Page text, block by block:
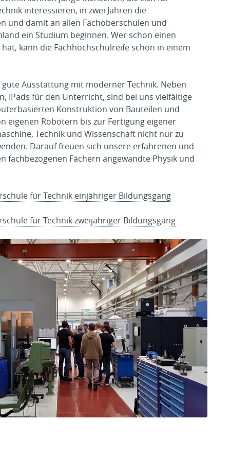
interessieren, in zwei Jahren die
und damit an allen Fachoberschulen und
ein Studium beginnen. Wer schon einen
kann die Fachhochschulreife schon in einem
Ausstattung mit moderner Technik. Neben
IPads für den Unterricht, sind bei uns vielfältige
Konstruktion von Bauteilen und
eigenen Robotern bis zur Fertigung eigener
Technik und Wissenschaft nicht nur zu
Darauf freuen sich unsere erfahrenen und
fachbezogenen Fächern angewandte Physik und
für Technik einjähriger Bildungsgang
für Technik zweijähriger Bildungsgang